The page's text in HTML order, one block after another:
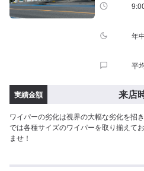
年
平
実績金額 来店
ワイパーの劣化は視界の大幅な劣化を招
では各種サイズのワイパーを取り揃えて
ませ！